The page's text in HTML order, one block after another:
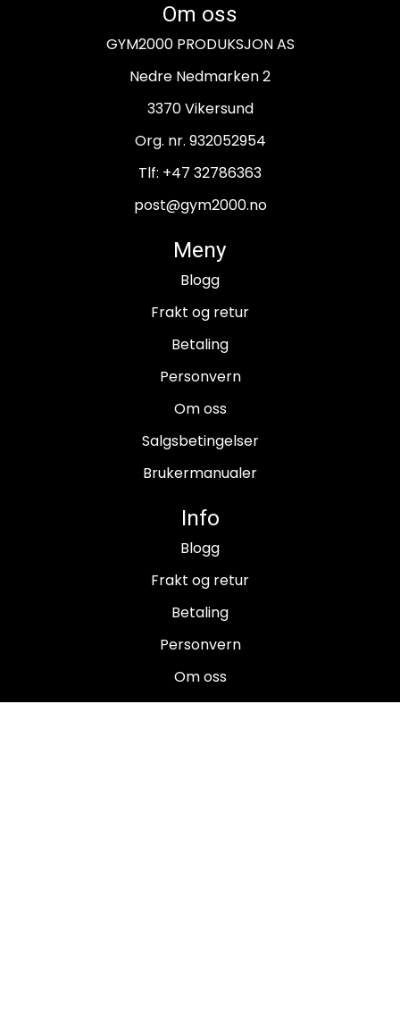
Om oss
GYM2000 PRODUKSJON AS
Nedre Nedmarken 2
3370 Vikersund
Org. nr. 932052954
Tlf: +47 32786363
post@gym2000.no
Meny
Blogg
Frakt og retur
Betaling
Personvern
Om oss
Salgsbetingelser
Brukermanualer
Info
Blogg
Frakt og retur
Betaling
Personvern
Om oss
Salgsbetingelser